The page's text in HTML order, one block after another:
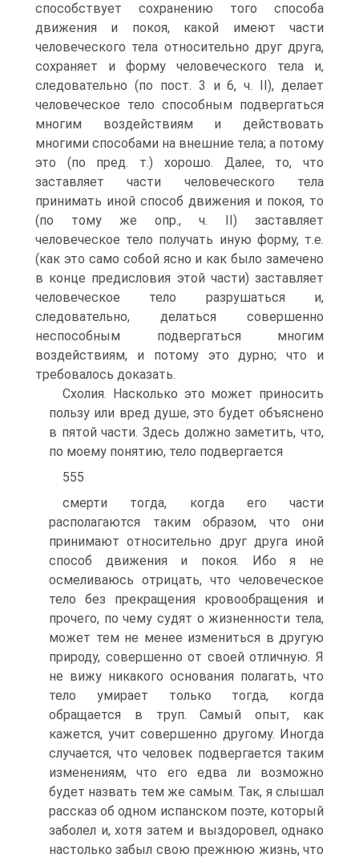
способствует сохранению того способа
движения и покоя, какой имеют части
человеческого тела относительно друг друга,
сохраняет и форму человеческого тела и,
следовательно (по пост. 3 и 6, ч. II), делает
человеческое тело способным подвергаться
многим воздействиям и действовать
многими способами на внешние тела; а потому
это (по пред. т.) хорошо. Далее, то, что
заставляет части человеческого тела
принимать иной способ движения и покоя, то
(по тому же опр., ч. II) заставляет
человеческое тело получать иную форму, т.е.
(как это само собой ясно и как было замечено
в конце предисловия этой части) заставляет
человеческое тело разрушаться и,
следовательно, делаться совершенно
неспособным подвергаться многим
воздействиям, и потому это дурно; что и
требовалось доказать.
Схолия. Насколько это может приносить
пользу или вред душе, это будет объяснено
в пятой части. Здесь должно заметить, что,
по моему понятию, тело подвергается
555
смерти тогда, когда его части
располагаются таким образом, что они
принимают относительно друг друга иной
способ движения и покоя. Ибо я не
осмеливаюсь отрицать, что человеческое
тело без прекращения кровообращения и
прочего, по чему судят о жизненности тела,
может тем не менее измениться в другую
природу, совершенно от своей отличную. Я
не вижу никакого основания полагать, что
тело умирает только тогда, когда
обращается в труп. Самый опыт, как
кажется, учит совершенно другому. Иногда
случается, что человек подвергается таким
изменениям, что его едва ли возможно
будет назвать тем же самым. Так, я слышал
рассказ об одном испанском поэте, который
заболел и, хотя затем и выздоровел, однако
настолько забыл свою прежнюю жизнь, что